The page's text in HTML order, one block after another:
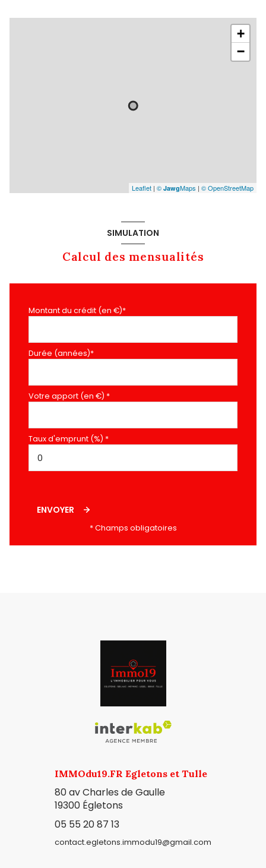
+
−
Leaflet | © JawgMaps | © OpenStreetMap
SIMULATION
Calcul des mensualités
Montant du crédit (en €)*
Durée (années)*
Votre apport (en €) *
Taux d'emprunt (%) *
ENVOYER
* Champs obligatoires
IMMOdu19.FR Egletons et Tulle
80 av Charles de Gaulle
19300 Égletons
05 55 20 87 13
contact.egletons.immodu19@gmail.com